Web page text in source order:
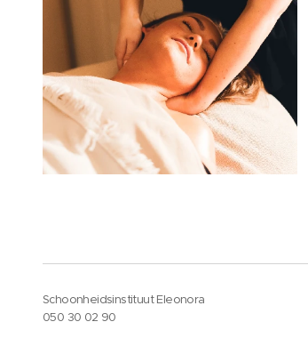
Schoonheidsinstituut Eleonora
050 30 02 90